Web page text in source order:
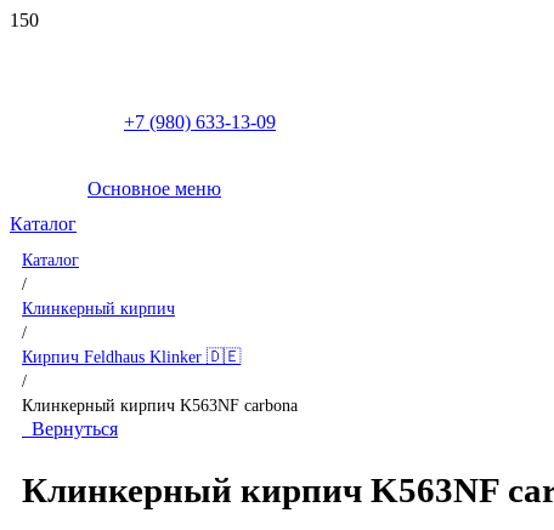
+7 (980) 633-13-09
Основное меню
Каталог
Каталог
/
Клинкерный кирпич
/
Кирпич Feldhaus Klinker 🇩🇪
/
Клинкерный кирпич K563NF carbona
Вернуться
Клинкерный кирпич K563NF